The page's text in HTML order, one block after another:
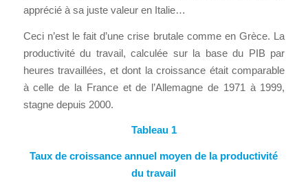
apprécié à sa juste valeur en Italie…
Ceci n’est le fait d’une crise brutale comme en Grèce. La
productivité du travail, calculée sur la base du PIB par
heures travaillées, et dont la croissance était comparable
à celle de la France et de l’Allemagne de 1971 à 1999,
stagne depuis 2000.
Tableau 1
Taux de croissance annuel moyen de la productivité
du travail